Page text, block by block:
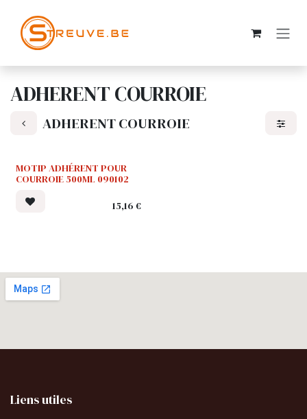
ADHERENT COURROIE
ADHERENT COURROIE
MOTIP ADHÉRENT POUR
COURROIE 500ML 090102
15,16 €
Liens utiles